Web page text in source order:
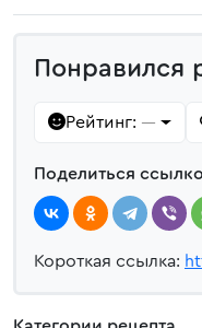
Понравился
Рейтинг: —
Поделиться
Короткая ссылка: